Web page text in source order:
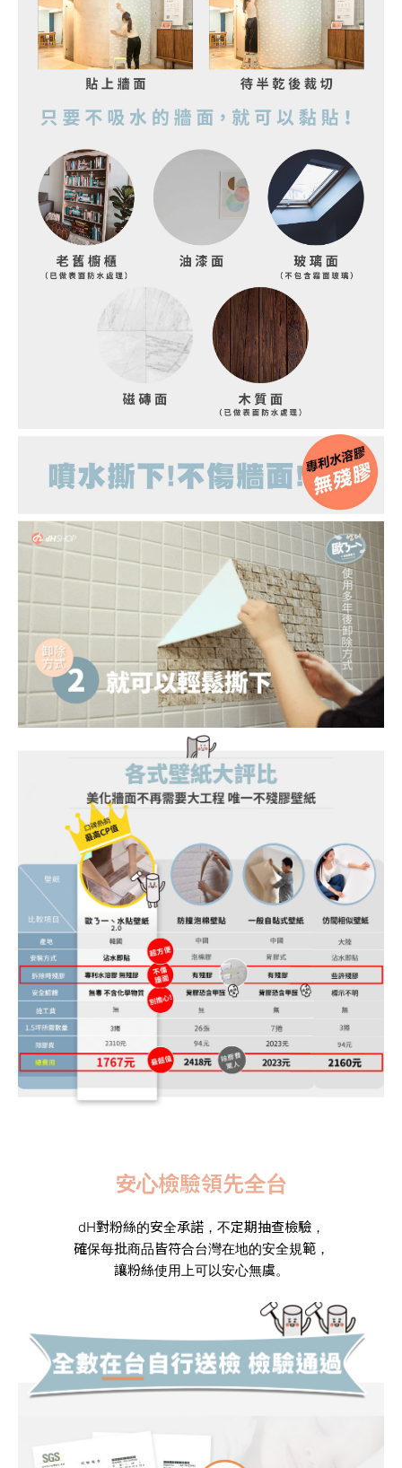
安心檢驗領先全台
dH對粉絲的安全承諾，不定期抽查檢驗，
確保每批商品皆符合台灣在地的安全規範，
讓粉絲使用上可以安心無虞。